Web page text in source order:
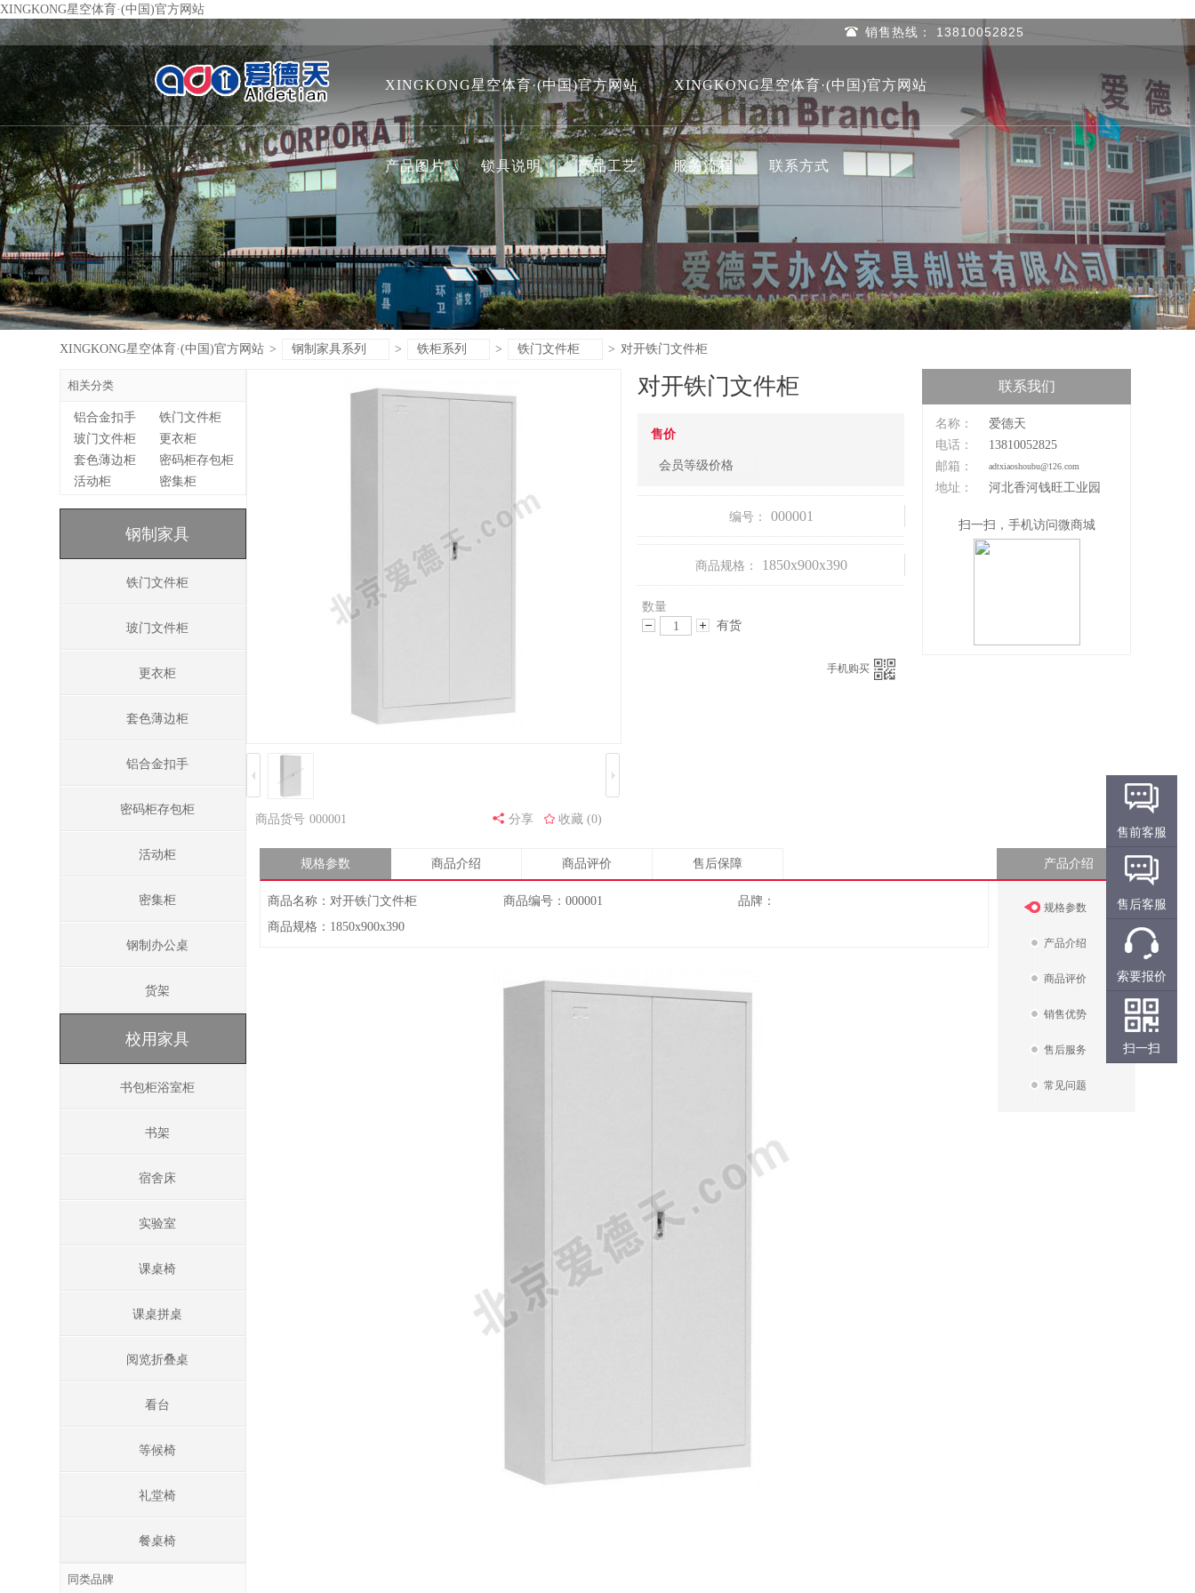
XINGKONG星空体育·(中国)官方网站
销售热线： 13810052825
XINGKONG星空体育·(中国)官方网站 XINGKONG星空体育·(中国)官方网站
产品图片 锁具说明 产品工艺 服务流程 联系方式
XINGKONG星空体育·(中国)官方网站 > 钢制家具系列 > 铁柜系列 > 铁门文件柜 > 对开铁门文件柜
相关分类
铝合金扣手
铁门文件柜
玻门文件柜
更衣柜
套色薄边柜
密码柜存包柜
活动柜
密集柜
钢制家具
铁门文件柜
玻门文件柜
更衣柜
套色薄边柜
铝合金扣手
密码柜存包柜
活动柜
密集柜
钢制办公桌
货架
校用家具
书包柜浴室柜
书架
宿舍床
实验室
课桌椅
课桌拼桌
阅览折叠桌
看台
等候椅
礼堂椅
餐桌椅
同类品牌
商品货号 000001 收藏 (0)
分享
对开铁门文件柜
售价
会员等级价格
编号： 000001
商品规格： 1850x900x390
数量
有货
手机购买
联系我们
名称：
爱德天
电话：
13810052825
邮箱：
adtxiaoshoubu@126.com
地址： 河北香河钱旺工业园
扫一扫，手机访问微商城
规格参数 商品介绍 商品评价 售后保障 产品介绍
规格参数
产品介绍
商品评价
销售优势
售后服务
常见问题
商品名称：对开铁门文件柜 商品编号：000001
品牌：
商品规格：1850x900x390
售前客服
售后客服
索要报价
扫一扫